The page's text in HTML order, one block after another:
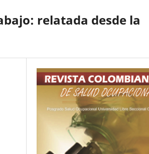
relatada desde la